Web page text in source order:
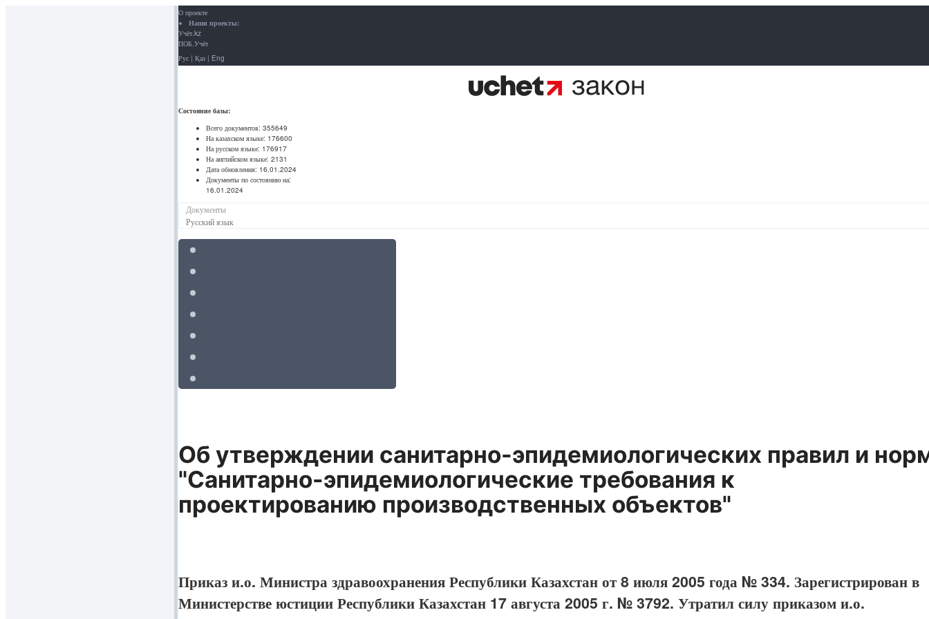
О проекте
Наши проекты:
Учёт.kz
ПОБ.Учёт
Рус | Қаз | Eng
Состояние базы:
Всего документов: 355649
На казахском языке: 176600
На русском языке: 176917
На английском языке: 2131
Дата обновления: 16.01.2024
Документы по состоянию на:
16.01.2024
Документы
Русский язык
Об утверждении санитарно-эпидемиологических правил и
"Санитарно-эпидемиологические требования к
проектированию производственных объектов"
Приказ и.о. Министра здравоохранения Республики Казахстан от 8 июля 2005 года № 334. Зарегистрирован в
Министерстве юстиции Республики Казахстан 17 августа 2005 г. № 3792. Утратил силу приказом и.о.